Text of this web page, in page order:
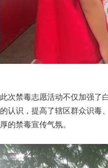
此次禁毒志愿活动不仅加强了
的认识，提高了辖区群众识毒
厚的禁毒宣传气氛。